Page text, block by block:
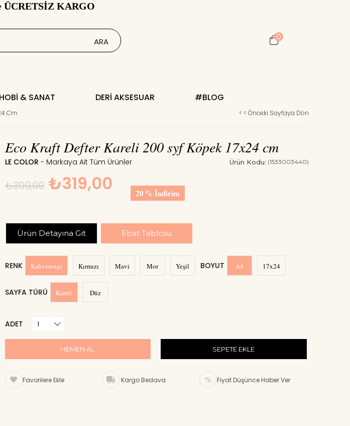
ÜCRETSİZ KARGO
0
HOBI & SANAT DERI AKSESUAR #BLOG
Cm < < Önceki Sayfaya Dön
Eco Kraft Defter Kareli 200 syf Köpek 17x24 cm
Ürün Kodu: (1533003440)
LE COLOR
%
20 İndirim
₺399,00 ₺319,00
Ürün Detayına Git Ebat Tablosu
RENK Kahverengi Kırmızı Mavi Mor Yeşil BOYUT A4 17x24
SAYFA TÜRÜ Kareli Düz
ADET
Favorilere Ekle Kargo Bedava Fiyat Düşünce Haber Ver